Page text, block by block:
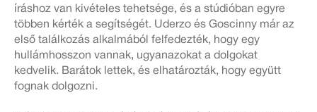
íráshoz van kivételes tehetsége, és a stúdióban egyre
többen kérték a segítségét. Uderzo és Goscinny már az
első találkozás alkalmából felfedezték, hogy egy
hullámhosszon vannak, ugyanazokat a dolgokat
kedvelik. Barátok lettek, és elhatározták, hogy együtt
fognak dolgozni.